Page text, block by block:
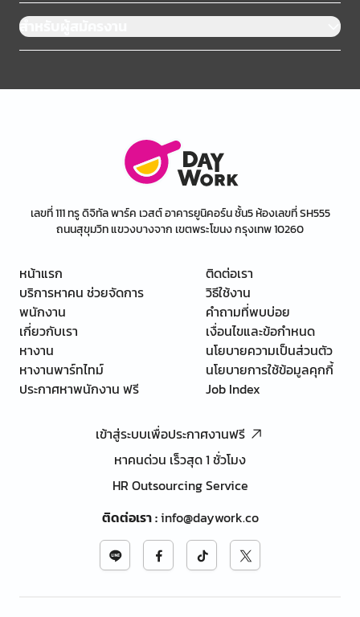
สำหรับผู้สมัครงาน
เลขที่ 111 ทรู ดิจิทัล พาร์ค เวสต์ อาคารยูนิคอร์น ชั้น5 ห้องเลขที่ SH555
ถนนสุขุมวิท แขวงบางจาก เขตพระโขนง กรุงเทพ 10260
หน้าแรก
บริการหาคน ช่วยจัดการ
พนักงาน
เกี่ยวกับเรา
หางาน
หางานพาร์ทไทม์
ประกาศหาพนักงาน ฟรี
ติดต่อเรา
วิธีใช้งาน
คำถามที่พบบ่อย
เงื่อนไขและข้อกำหนด
นโยบายความเป็นส่วนตัว
นโยบายการใช้ข้อมูลคุกกี้
Job Index
เข้าสู่ระบบเพื่อประกาศงานฟรี
หาคนด่วน เร็วสุด 1 ชั่วโมง
HR Outsourcing Service
ติดต่อเรา:info@daywork.co